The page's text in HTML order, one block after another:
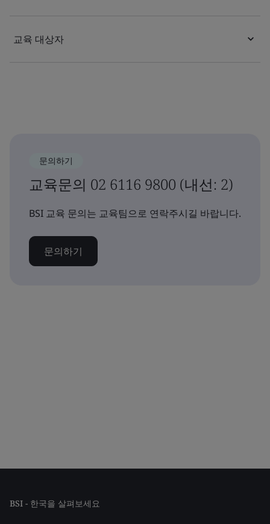
교육 대상자
문의하기
교육문의 02 6116 9800 (내선: 2)
BSI 교육 문의는 교육팀으로 연락주시길 바랍니다.
문의하기
BSI - 한국을 살펴보세요